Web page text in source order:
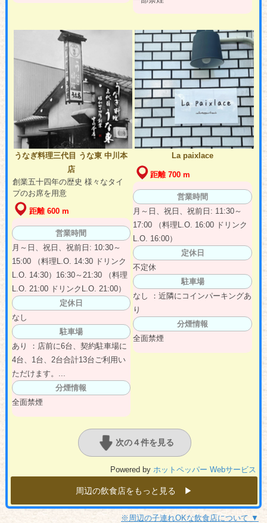
うなぎ料理三代目 うな東 中川本
店
創業五十四年の歴史 様々なタイ
プのお席を用意
距離 600 m
営業時間
月～日、祝日、祝前日: 10:30～
15:00 （料理L.O. 14:30 ドリンク
L.O. 14:30）16:30～21:30 （料理
L.O. 21:00 ドリンクL.O. 21:00）
定休日
なし
駐車場
あり ：店前に6台、契約駐車場に
4台、1台、2台合計13台ご利用い
ただけます。...
分煙情報
全面禁煙
La paixlace
距離 700 m
営業時間
月～日、祝日、祝前日: 11:30～
17:00 （料理L.O. 16:00 ドリンク
L.O. 16:00）
定休日
不定休
駐車場
なし ：近隣にコインパーキングあ
り
分煙情報
全面禁煙
次の４件を見る
Powered by ホットペッパー Webサービス
周辺の飲食店をもっと見る ▶︎
※周辺の子連れOKな飲食店について ▼